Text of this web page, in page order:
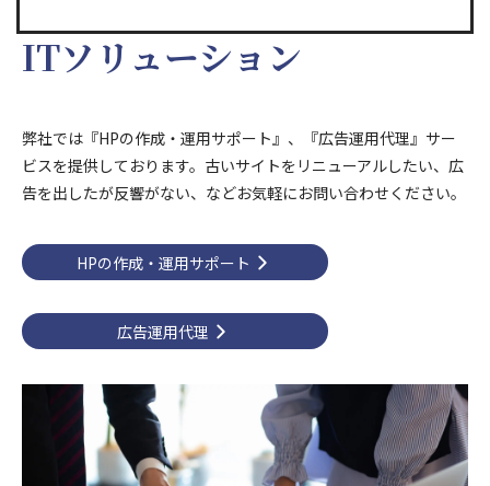
ITソリューション
弊社では『HPの作成・運用サポート』、『広告運用代理』サー
ビスを提供しております。古いサイトをリニューアルしたい、広
告を出したが反響がない、などお気軽にお問い合わせください。
HPの作成・運用サポート
広告運用代理